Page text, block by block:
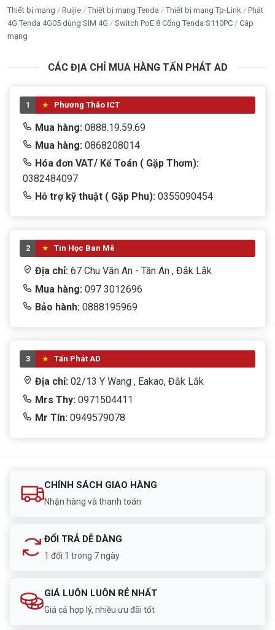
Thiết bị mạng Ruijie Thiết bị mạng Tenda Thiết bị mạng Tp-Link
Phát
4G Tenda 4G05 dùng SIM 4G
Switch PoE 8 Cổng Tenda S110PC
Cáp
mạng
CÁC ĐỊA CHỈ MUA HÀNG TẤN PHÁT AD
1 Phương Thảo ICT
Mua hàng: 0888.19.59.69
Mua hàng: 0868208014
Hóa đơn VAT/ Kế Toán ( Gặp Thơm):
0382484097
Hỗ trợ kỹ thuật ( Gặp Phu): 0355090454
2 Tin Học Ban Mê
Địa chỉ: 67 Chu Văn An - Tân An , Đắk Lắk
Mua hàng: 097 3012696
Bảo hành: 0888195969
3 Tấn Phát AD
Địa chỉ: 02/13 Y Wang , Eakao, Đắk Lắk
Mrs Thy: 0971504411
Mr Tín: 0949579078
CHÍNH SÁCH GIAO HÀNG
Nhận hàng và thanh toán
ĐỔI TRẢ DỄ DÀNG
1 đổi 1 trong 7 ngày
GIÁ LUÔN LUÔN RẺ NHẤT
Giá cả hợp lý, nhiều ưu đãi tốt